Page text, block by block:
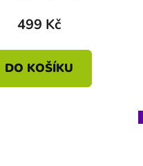
499 Kč
DO KOŠÍKU